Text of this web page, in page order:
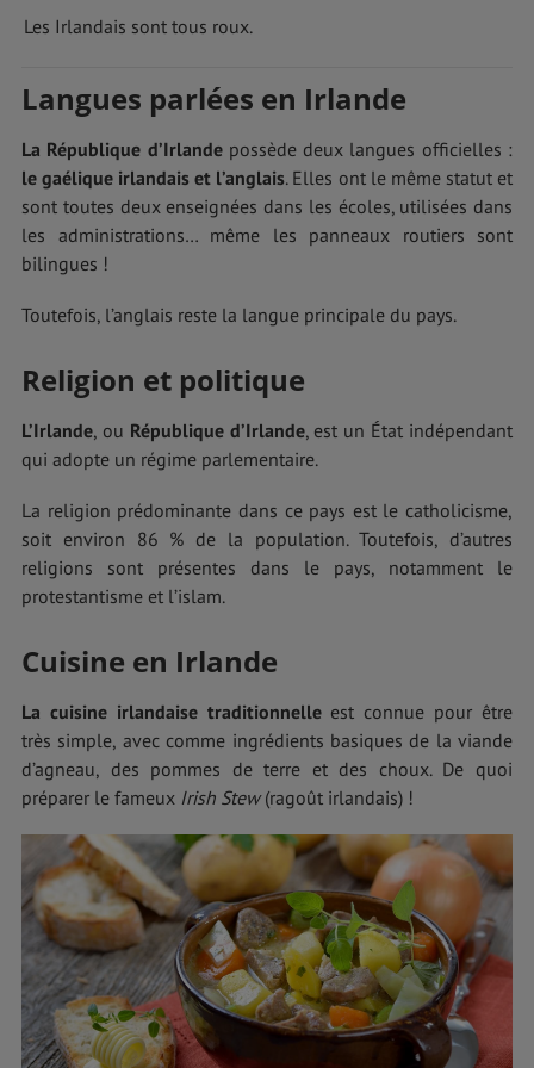
Les Irlandais sont tous roux.
Langues parlées en Irlande
La République d’Irlandepossède deux langues officielles :
le gaélique irlandais et l’anglais. Elles ont le même statut et
sont toutes deux enseignées dans les écoles, utilisées dans
les administrations… même les panneaux routiers sont
bilingues !
Toutefois, l’anglais reste la langue principale du pays.
Religion et politique
L’Irlande, ou République d’Irlande, est un État indépendant
qui adopte un régime parlementaire.
La religion prédominante dans ce pays est le catholicisme,
soit environ 86 % de la population. Toutefois, d’autres
religions sont présentes dans le pays, notamment le
protestantisme et l’islam.
Cuisine en Irlande
La cuisine irlandaise traditionnelleest connue pour être
très simple, avec comme ingrédients basiques de la viande
d’agneau, des pommes de terre et des choux. De quoi
préparer le fameux Irish Stew(ragoût irlandais) !